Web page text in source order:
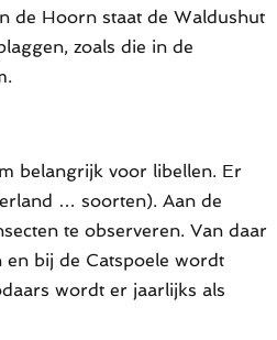
de Hoorn staat de Waldushut
zoals die in de
belangrijk voor libellen. Er
… soorten). Aan de
te observeren. Van daar
en bij de Catspoele wordt
wordt er jaarlijks als